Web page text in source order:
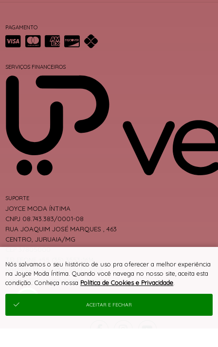
PAGAMENTO
SERVIÇOS FINANCEIROS
SUPORTE
JOYCE MODA ÍNTIMA
CNPJ 08.743.383/0001-08
RUA JOAQUIM JOSÉ MARQUES , 463
CENTRO, JURUAIA/MG
CEP 37805000
WHATSAPP +55 (35) 99192-0104
vendas@joycemodaintima.com.br
Nós salvamos o seu histórico de uso pra oferecer a melhor experiência
na Joyce Moda Íntima. Quando você navega no nosso site, aceita esta
condição. Conheça nossa Política de Cookies e Privacidade
ACEITAR E FECHAR